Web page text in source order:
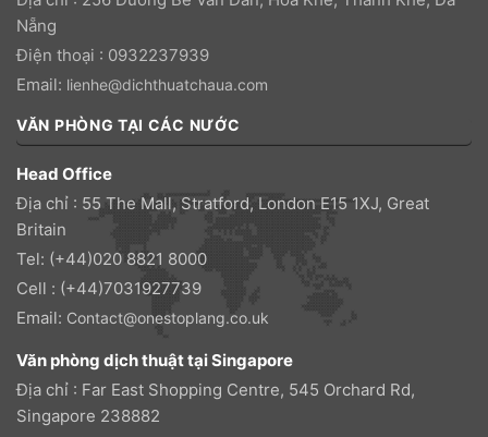
Nẵng
Điện thoại : 0932237939
Email: lienhe@dichthuatchaua.com
VĂN PHÒNG TẠI CÁC NƯỚC
Head Office
Địa chỉ : 55 The Mall, Stratford, London E15 1XJ, Great
Britain
Tel: (+44)020 8821 8000
Cell : (+44)7031927739
Email: Contact@onestoplang.co.uk
Văn phòng dịch thuật tại Singapore
Địa chỉ : Far East Shopping Centre, 545 Orchard Rd,
Singapore 238882